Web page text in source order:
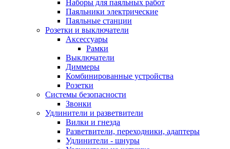
Наборы для паяльных работ
Паяльники электрические
Паяльные станции
Розетки и выключатели
Аксессуары
Рамки
Выключатели
Диммеры
Комбинированные устройства
Розетки
Системы безопасности
Звонки
Удлинители и разветвители
Вилки и гнезда
Разветвители, переходники, адаптеры
Удлинители - шнуры